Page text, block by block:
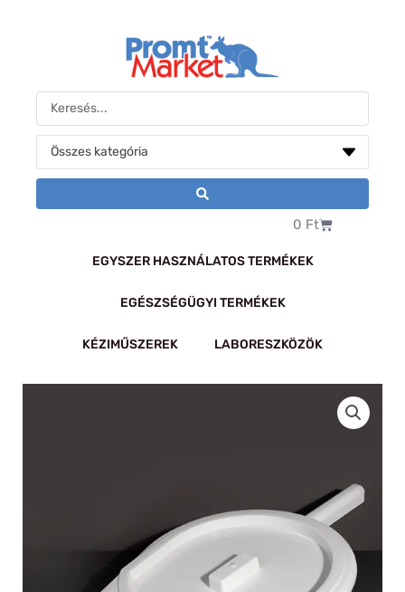
Search
...
0 FtKosár
EGYSZER HASZNÁLATOS TERMÉKEK
EGÉSZSÉGÜGYI TERMÉKEK
KÉZIMŰSZEREK LABORESZKÖZÖK